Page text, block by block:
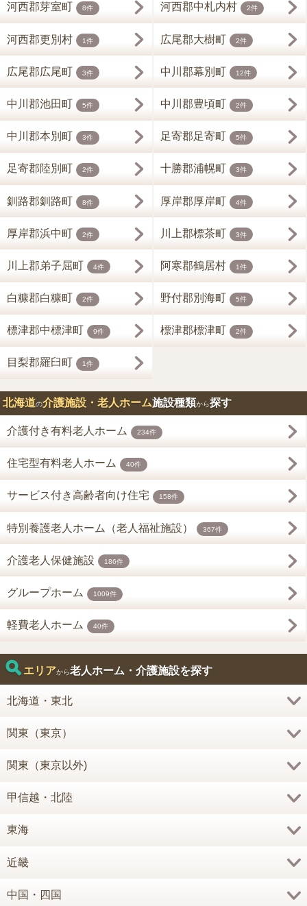
河西郡芽室町 8件 河西郡中札内村 2件
河西郡更別村 1件 広尾郡大樹町 2件
広尾郡広尾町 3件 中川郡幕別町 12件
中川郡池田町 5件 中川郡豊頃町 2件
中川郡本別町 3件 足寄郡足寄町 5件
足寄郡陸別町 2件 十勝郡浦幌町 3件
釧路郡釧路町 8件 厚岸郡厚岸町 4件
厚岸郡浜中町 2件 川上郡標茶町 3件
川上郡弟子屈町 4件 阿寒郡鶴居村 1件
白糠郡白糠町 2件 野付郡別海町 5件
標津郡中標津町 9件 標津郡標津町 2件
目梨郡羅臼町 1件
北海道の介護施設・老人ホーム施設種類から探す
介護付き有料老人ホーム 234件
住宅型有料老人ホーム 40件
サービス付き高齢者向け住宅 158件
特別養護老人ホーム（老人福祉施設） 367件
介護老人保健施設 186件
グループホーム 1009件
軽費老人ホーム 40件
エリアから老人ホーム・介護施設を探す
北海道・東北
関東（東京）
関東（東京以外)
甲信越・北陸
東海
近畿
中国・四国